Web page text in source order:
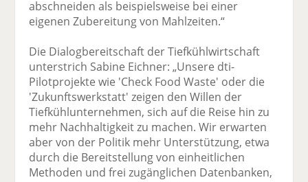
abschneiden als beispielsweise bei einer
eigenen Zubereitung von Mahlzeiten.“
Die Dialogbereitschaft der Tiefkühlwirtschaft
unterstrich Sabine Eichner: „Unsere dti-
Pilotprojekte wie 'Check Food Waste' oder die
'Zukunftswerkstatt' zeigen den Willen der
Tiefkühlunternehmen, sich auf die Reise hin zu
mehr Nachhaltigkeit zu machen. Wir erwarten
aber von der Politik mehr Unterstützung, etwa
durch die Bereitstellung von einheitlichen
Methoden und frei zugänglichen Datenbanken,